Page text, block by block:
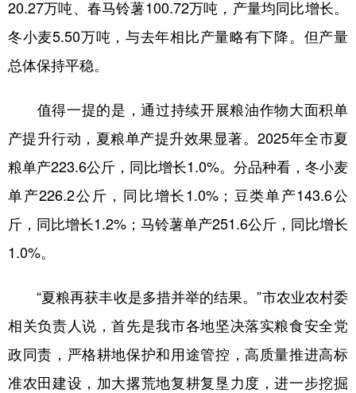
20.27万吨、春马铃薯100.72万吨，产量均同比增长。
冬小麦5.50万吨，与去年相比产量略有下降。但产量
总体保持平稳。
值得一提的是，通过持续开展粮油作物大面积单
产提升行动，夏粮单产提升效果显著。2025年全市夏
粮单产223.6公斤，同比增长1.0%。分品种看，冬小麦
单产226.2公斤，同比增长1.0%；豆类单产143.6公
斤，同比增长1.2%；马铃薯单产251.6公斤，同比增长
1.0%。
“夏粮再获丰收是多措并举的结果。”市农业农村委
相关负责人说，首先是我市各地坚决落实粮食安全党
政同责，严格耕地保护和用途管控，高质量推进高标
准农田建设，加大撂荒地复耕复垦力度，进一步挖掘